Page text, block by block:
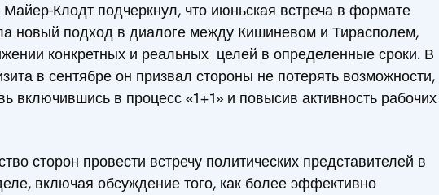
Клодт подчеркнул, что июньская встреча в формате
новый подход в диалоге между Кишиневом и Тирасполем,
конкретных и реальных целей в определенные сроки. В
в сентябре он призвал стороны не потерять возможности,
включившись в процесс «1+1» и повысив активность рабочих
сторон провести встречу политических представителей в
включая обсуждение того, как более эффективно